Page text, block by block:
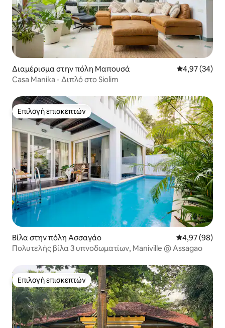
Διαμέρισμα στην πόλη Μαπουσά Μέση
4,97 (34)
Casa Manika - Διπλό στο Siolim
Επιλογή επισκεπτών
Επιλογή επισκεπτών
Βίλα στην πόλη Ασσαγάο Μέση
4,97 (98)
Πολυτελής βίλα 3 υπνοδωματίων, Maniville @ Assagao
Επιλογή επισκεπτών
Επιλογή επισκεπτών